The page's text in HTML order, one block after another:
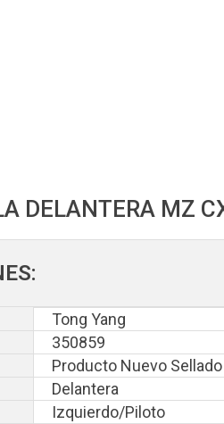
DELANTERA MZ
Tong Yang
350859
Producto Nuevo Sellado
Delantera
Izquierdo/Piloto